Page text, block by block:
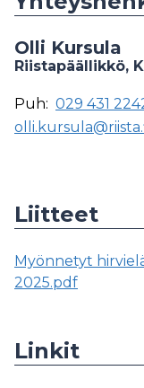
Olli Kursula
Riistapäällikkö,
Puh: 029 431
Liitteet
Myönnetyt
2025.pdf
Linkit